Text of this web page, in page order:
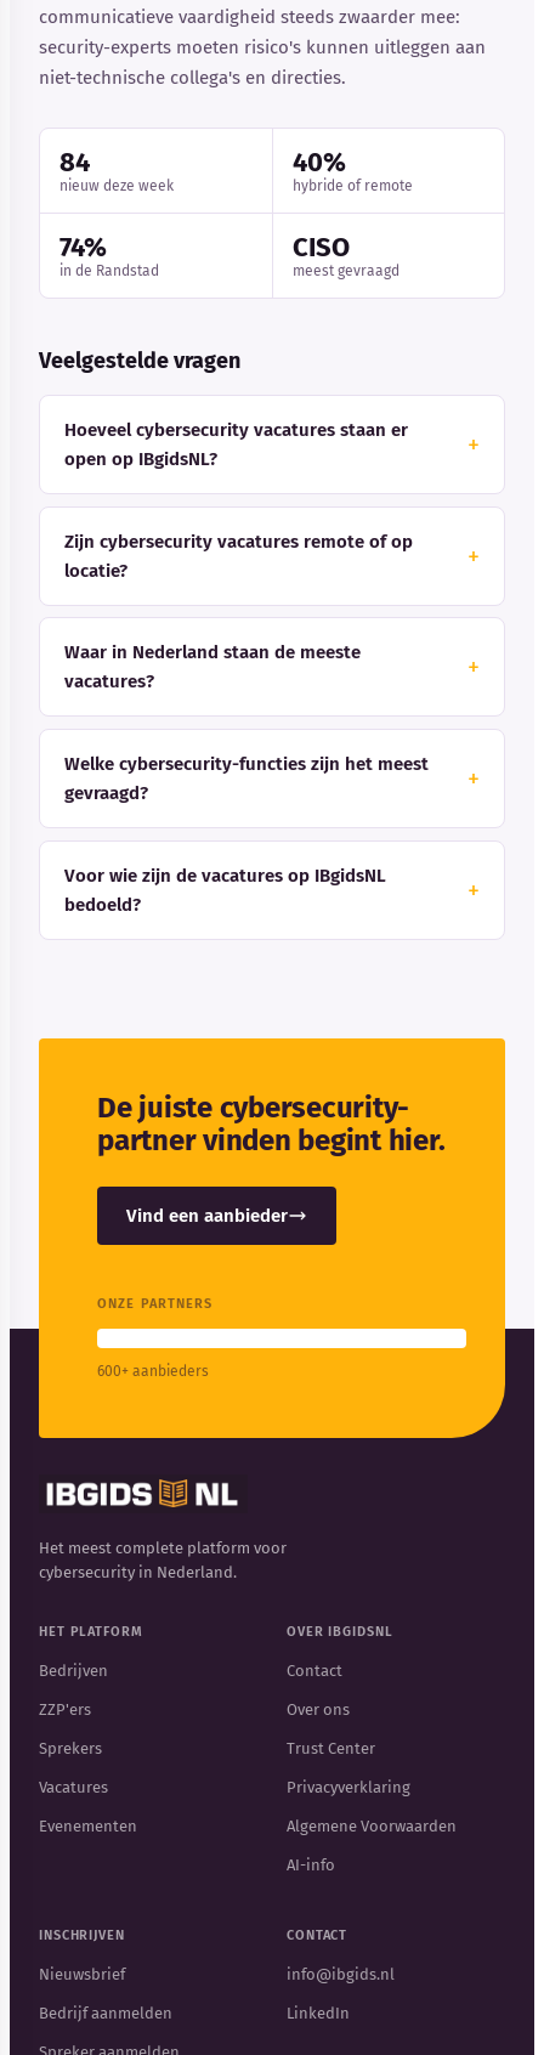
communicatieve vaardigheid steeds zwaarder mee:
security-experts moeten risico's kunnen uitleggen aan
niet-technische collega's en directies.
84
nieuw deze week
40%
hybride of remote
74%
in de Randstad
CISO
meest gevraagd
Veelgestelde vragen
Hoeveel cybersecurity vacatures staan er
open op IBgidsNL?
Zijn cybersecurity vacatures remote of op
locatie?
Waar in Nederland staan de meeste
vacatures?
Welke cybersecurity-functies zijn het meest
gevraagd?
Voor wie zijn de vacatures op IBgidsNL
bedoeld?
De juiste cybersecurity-
partner vinden begint hier.
Vind een aanbieder
ONZE PARTNERS
600+ aanbieders
Het meest complete platform voor
cybersecurity in Nederland.
HET PLATFORM
Bedrijven
ZZP'ers
Sprekers
Vacatures
Evenementen
OVER IBGIDSNL
Contact
Over ons
Trust Center
Privacyverklaring
Algemene Voorwaarden
AI-info
INSCHRIJVEN
Nieuwsbrief
Bedrijf aanmelden
CONTACT
info@ibgids.nl
LinkedIn